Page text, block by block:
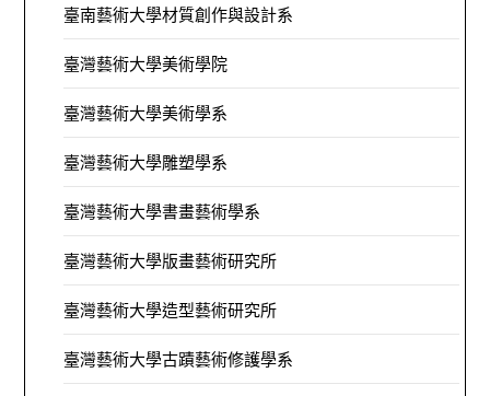
臺南藝術大學材質創作與設計系
臺灣藝術大學美術學院
臺灣藝術大學美術學系
臺灣藝術大學雕塑學系
臺灣藝術大學書畫藝術學系
臺灣藝術大學版畫藝術研究所
臺灣藝術大學造型藝術研究所
臺灣藝術大學古蹟藝術修護學系